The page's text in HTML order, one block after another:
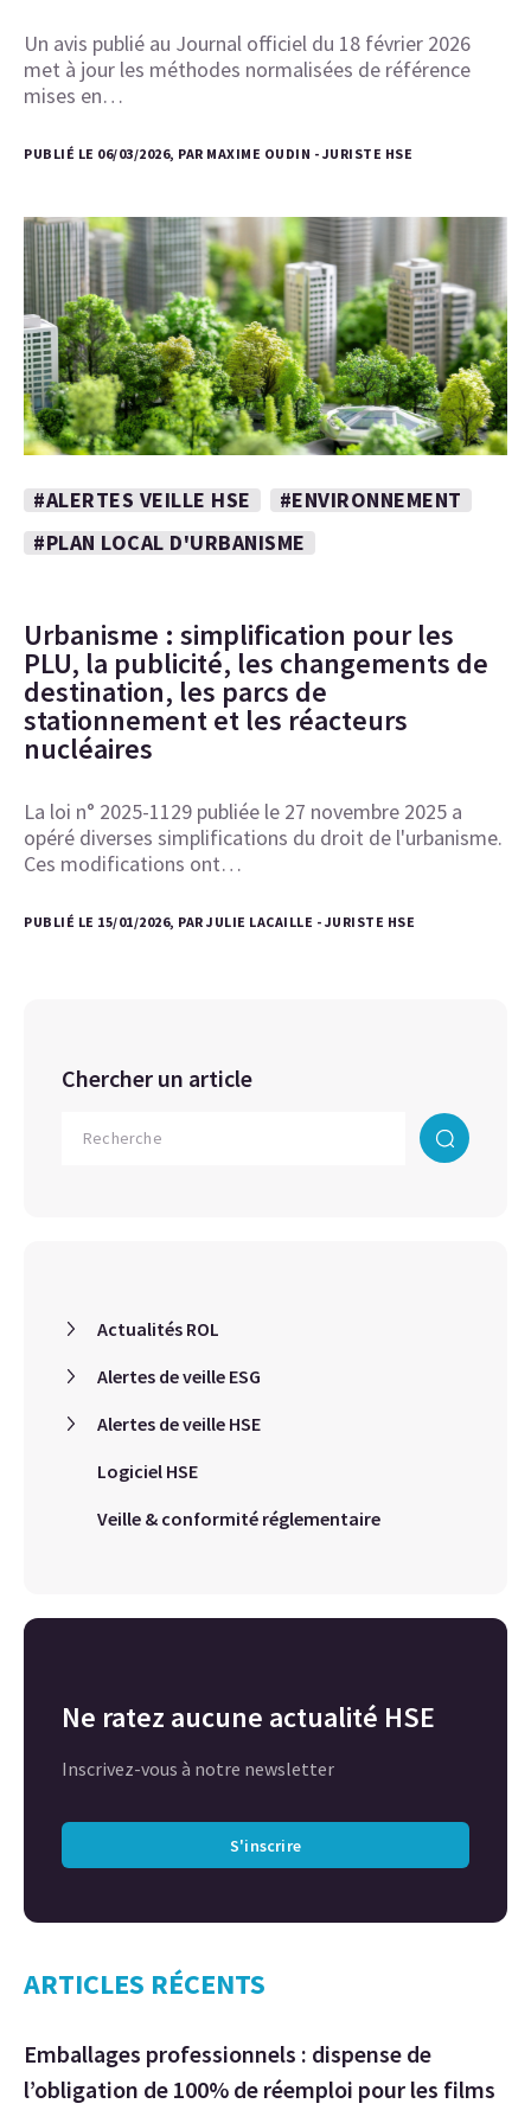
Un avis publié au Journal officiel du 18 février 2026
met à jour les méthodes normalisées de référence
mises en…
PUBLIÉ LE 06/03/2026, PAR MAXIME OUDIN - JURISTE HSE
#ALERTES VEILLE HSE
#ENVIRONNEMENT
#PLAN LOCAL D'URBANISME
Urbanisme : simplification pour les
PLU, la publicité, les changements de
destination, les parcs de
stationnement et les réacteurs
nucléaires
La loi n° 2025-1129 publiée le 27 novembre 2025 a
opéré diverses simplifications du droit de l'urbanisme.
Ces modifications ont…
PUBLIÉ LE 15/01/2026, PAR JULIE LACAILLE - JURISTE HSE
Chercher un article
Actualités ROL
Alertes de veille ESG
Alertes de veille HSE
Logiciel HSE
Veille & conformité réglementaire
Ne ratez aucune actualité HSE
Inscrivez-vous à notre newsletter
S'inscrire
ARTICLES RÉCENTS
Emballages professionnels : dispense de
l’obligation de 100% de réemploi pour les films